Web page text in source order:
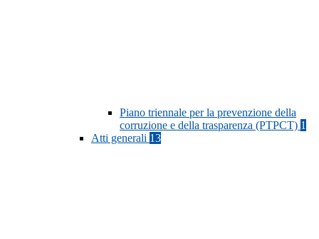
Piano triennale per la prevenzione della
corruzione e della trasparenza (PTPCT) 1
Atti generali 13